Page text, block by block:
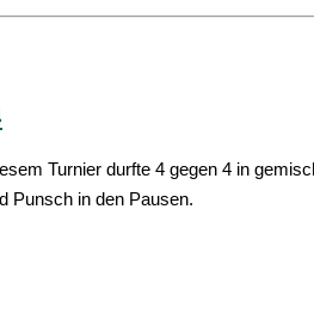
Turnier durfte 4 gegen 4 in
Punsch in den Pausen.